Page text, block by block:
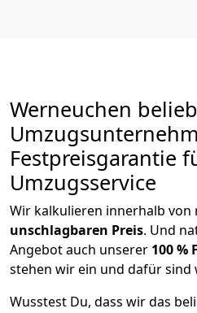
Werneuchen
Festpreisgarantie
Umzugsservice
Wir kalkulieren innerhalb von
unschlagbaren Preis. Und
Angebot auch unserer 100 %
stehen wir ein und dafür sind
Wusstest Du, dass wir das